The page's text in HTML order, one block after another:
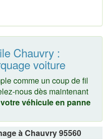
Chauvry :
voiture
comme un coup de fil
nous dès maintenant
véhicule en panne
à Chauvry 95560